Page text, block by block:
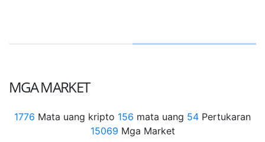
MGA MARKET
1776 Mata uang kripto 156 mata uang 54 Pertukaran
15069 Mga Market